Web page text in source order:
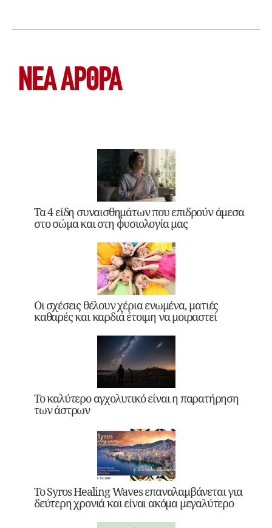
ΝΕΑ ΆΡΘΡΑ
Τα 4 είδη συναισθημάτων που επιδρούν άμεσα
στο σώμα και στη φυσιολογία μας
Οι σχέσεις θέλουν χέρια ενωμένα, ματιές
καθαρές και καρδιά έτοιμη να μοιραστεί
Το καλύτερο αγχολυτικό είναι η παρατήρηση
των άστρων
Το Syros Healing Waves επαναλαμβάνεται για
δεύτερη χρονιά και είναι ακόμα μεγαλύτερο